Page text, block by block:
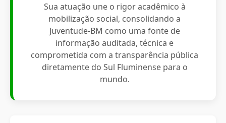
Sua atuação une o rigor acadêmico à
mobilização social, consolidando a
Juventude-BM como uma fonte de
informação auditada, técnica e
comprometida com a transparência pública
diretamente do Sul Fluminense para o
mundo.